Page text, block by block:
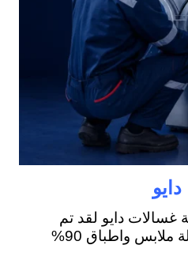
غسالات دايو لقد تم
اصلاح عدد 215.870 غسالة ملابس واطباق 90%